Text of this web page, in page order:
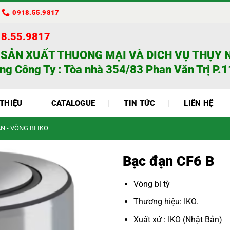
0918.55.9817
XUẤT THUONG MẠI VÀ DICH VỤ THỤY
Công Ty : Tòa nhà 354/83 Phan Văn Trị
CATALOGUE TIN TỨC LIÊN HỆ
- VÒNG BI IKO
Bạc đạn CF6 B
Vòng bi tỳ
Thương hiệu: IKO.
Xuất xứ : IKO (Nhật Bản)